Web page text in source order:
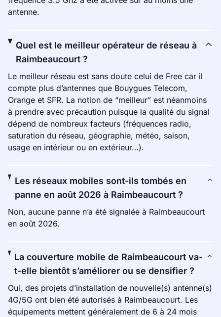
antenne.
Quel est le meilleur opérateur de réseau à
Raimbeaucourt ?
Le meilleur réseau est sans doute celui de Free car il
compte plus d’antennes que Bouygues Telecom,
Orange et SFR. La notion de “meilleur” est néanmoins
à prendre avec précaution puisque la qualité du signal
dépend de nombreux facteurs (fréquences radio,
saturation du réseau, géographie, météo, saison,
usage en intérieur ou en extérieur…).
Les réseaux mobiles sont-ils tombés en
panne en août 2026 à Raimbeaucourt ?
Non, aucune panne n’a été signalée à Raimbeaucourt
en août 2026.
La couverture mobile de Raimbeaucourt va-
t-elle bientôt s’améliorer ou se densifier ?
Oui, des projets d’installation de nouvelle(s) antenne(s)
4G/5G ont bien été autorisés à Raimbeaucourt. Les
équipements mettent généralement de 6 à 24 mois